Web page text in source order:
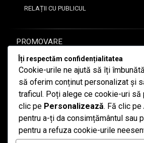
RELAȚII CU PUBLICUL
PROMOVARE
GALERIE FOTO
ARTICOLE DE PRESĂ
Telefon:0262-210 180
Îți respectăm confidențialitatea
Cookie-urile ne ajută să îți
să oferim conținut personalizat și
traficul. Poți alege ce cookie-uri să
clic pe Personalizează. Fă clic pe
pentru a-ți da consimțământul sau
pentru a refuza cookie-urile